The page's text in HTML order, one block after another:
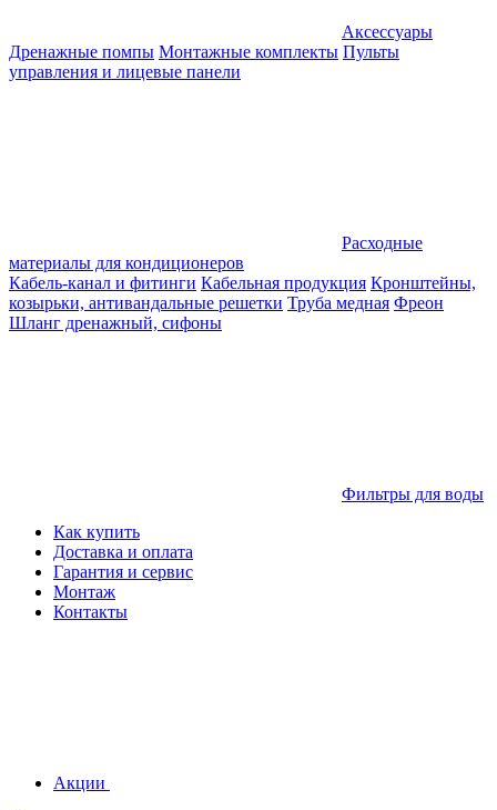
Аксессуары
Дренажные помпы Монтажные комплекты Пульты
управления и лицевые панели
Расходные
материалы для кондиционеров
Кабель-канал и фитинги Кабельная продукция Кронштейны,
козырьки, антивандальные решетки Труба медная Фреон
Шланг дренажный, сифоны
Фильтры для воды
Как купить
Доставка и оплата
Гарантия и сервис
Монтаж
Контакты
Акции